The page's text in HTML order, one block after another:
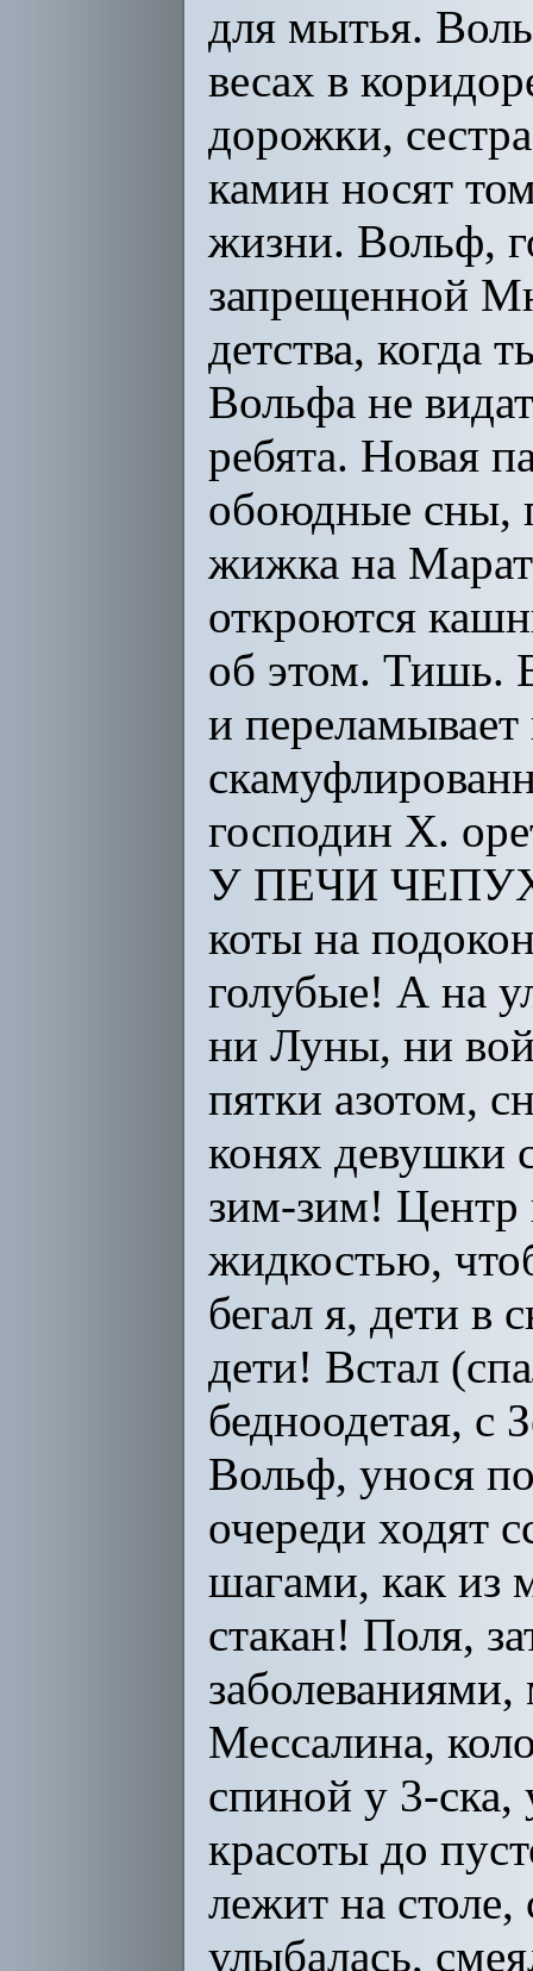
для мытья.
весах в
дорожки,
камин носят
жизни. Вольф,
запрещенной
детства, когда
Вольфа не
ребята. Новая
обоюдные сны,
жижка на
откроются
об этом. Тишь.
и переламывает
господин X.
У ПЕЧИ
коты на
голубые! А на
ни Луны, ни
пятки азотом,
конях девушки
зим-зим! Центр
жидкостью,
бегал я, дети в
дети! Встал
бедноодетая, с
Вольф, унося
очереди ходят
шагами, как из
стакан! Поля,
Мессалина,
спиной у 3-ска,
красоты до
лежит на
улыбалась,